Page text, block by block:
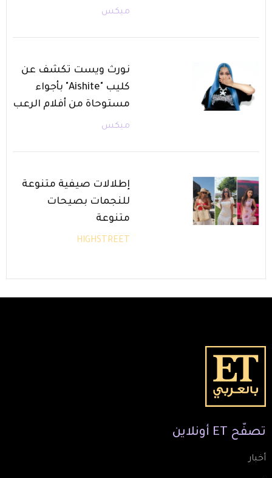
ميكس
نورث ويست تكشف عن
كليب "Aishite" بأجواء
مستوحاة من أفلام الرعب
ميكس
إطلالات صيفية متنوعة
للنجمات بصيحات
متنوعة
HIGHSTREET
تصفّح ET أونلاين
أخبار